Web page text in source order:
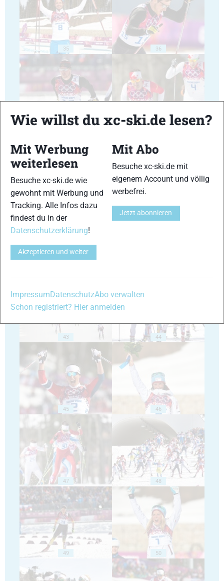
35 36
37 38
39
43 44
45 46
47 48
49 50
Wie willst du xc-ski.de lesen?
Mit Werbung
weiterlesen
Besuche xc-ski.de wie
gewohnt mit Werbung und
Tracking. Alle Infos dazu
findest du in der
Datenschutzerklärung!
Akzeptieren und weiter
Mit Abo
Besuche xc-ski.de mit
eigenem Account und völlig
werbefrei.
Jetzt abonnieren
Impressum DatenschutzAbo verwalten
Schon registriert? Hier anmelden